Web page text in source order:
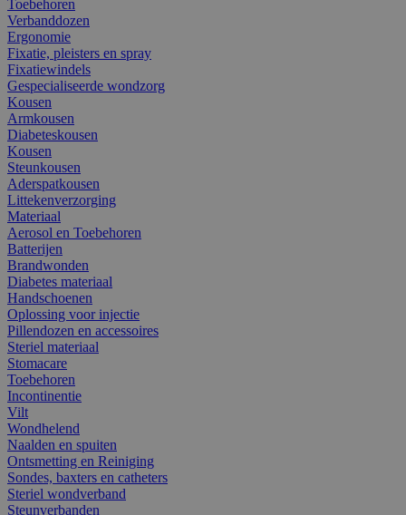
Toebehoren
Verbanddozen
Ergonomie
Fixatie, pleisters en spray
Fixatiewindels
Gespecialiseerde wondzorg
Kousen
Armkousen
Diabeteskousen
Kousen
Steunkousen
Aderspatkousen
Littekenverzorging
Materiaal
Aerosol en Toebehoren
Batterijen
Brandwonden
Diabetes materiaal
Handschoenen
Oplossing voor injectie
Pillendozen en accessoires
Steriel materiaal
Stomacare
Toebehoren
Incontinentie
Vilt
Wondhelend
Naalden en spuiten
Ontsmetting en Reiniging
Sondes, baxters en catheters
Steriel wondverband
Steunverbanden